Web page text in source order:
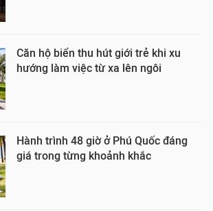
Căn hộ biển thu hút giới trẻ khi xu
hướng làm việc từ xa lên ngôi
Hành trình 48 giờ ở Phú Quốc đáng
giá trong từng khoảnh khắc